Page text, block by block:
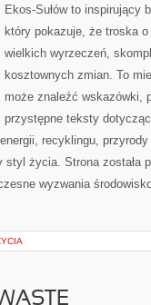
Ekos-Sułów to inspirujący
który pokazuje, że troska
wielkich wyrzeczeń,
kosztownych zmian. To
może znaleźć wskazówki,
przystępne teksty
recyklingu,
styl życia. Strona została
wyzwania